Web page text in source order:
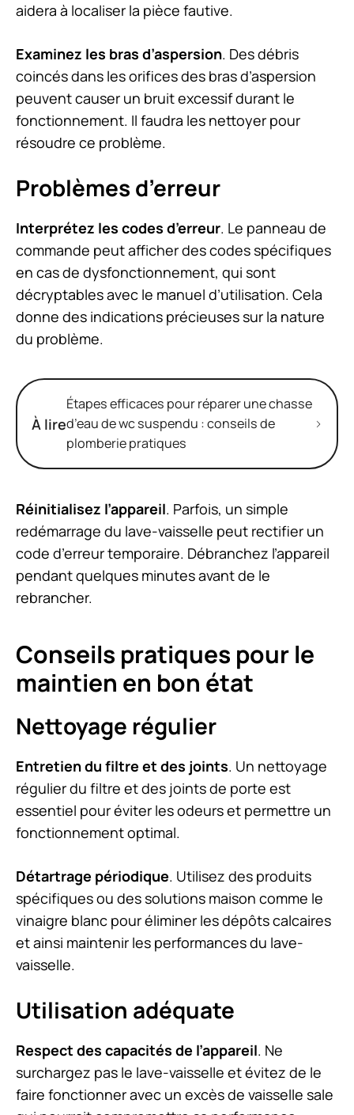
aidera à localiser la pièce fautive.
Examinez les bras d’aspersion. Des débris
coincés dans les orifices des bras d’aspersion
peuvent causer un bruit excessif durant le
fonctionnement. Il faudra les nettoyer pour
résoudre ce problème.
Problèmes d’erreur
Interprétez les codes d’erreur. Le panneau de
commande peut afficher des codes spécifiques
en cas de dysfonctionnement, qui sont
décryptables avec le manuel d’utilisation. Cela
donne des indications précieuses sur la nature
du problème.
À lire
Étapes efficaces pour réparer une chasse
d’eau de wc suspendu : conseils de
plomberie pratiques
Réinitialisez l’appareil. Parfois, un simple
redémarrage du lave-vaisselle peut rectifier un
code d’erreur temporaire. Débranchez l’appareil
pendant quelques minutes avant de le
rebrancher.
Conseils pratiques pour le
maintien en bon état
Nettoyage régulier
Entretien du filtre et des joints. Un nettoyage
régulier du filtre et des joints de porte est
essentiel pour éviter les odeurs et permettre un
fonctionnement optimal.
Détartrage périodique. Utilisez des produits
spécifiques ou des solutions maison comme le
vinaigre blanc pour éliminer les dépôts calcaires
et ainsi maintenir les performances du lave-
vaisselle.
Utilisation adéquate
Respect des capacités de l’appareil. Ne
surchargez pas le lave-vaisselle et évitez de le
faire fonctionner avec un excès de vaisselle sale